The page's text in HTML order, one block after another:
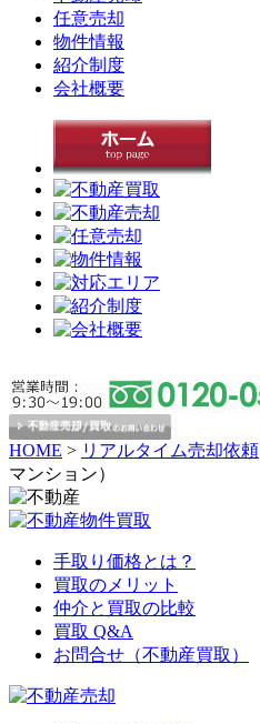
任意売却
物件情報
紹介制度
会社概要
HOME > リアルタイム売却依頼
マンション）
手取り価格とは？
買取のメリット
仲介と買取の比較
買取 Q&A
お問合せ（不動産買取）